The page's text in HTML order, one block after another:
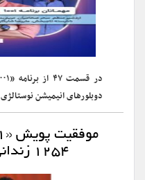
دوبلورهای انیمیشن
۱۲۵۴ زندانی جرایم غیرعمد